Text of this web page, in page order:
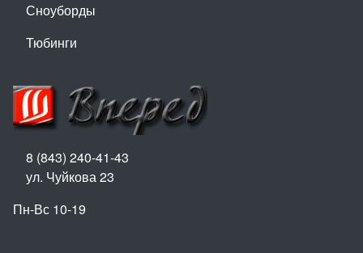
Сноуборды
Тюбинги
8 (843) 240-41-43
ул. Чуйкова 23
Пн-Вс 10-19